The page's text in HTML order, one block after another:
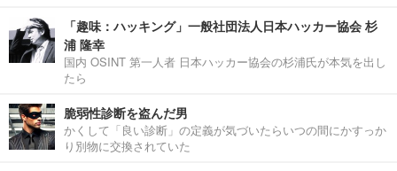
「趣味：ハッキング」一般社団法人日本ハッカー協会 杉
浦 隆幸
国内 OSINT 第一人者 日本ハッカー協会の杉浦氏が本気を出し
たら
脆弱性診断を盗んだ男
かくして「良い診断」の定義が気づいたらいつの間にかすっか
り別物に交換されていた